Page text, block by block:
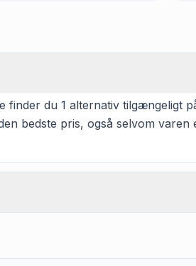
finder du 1 alternativ tilgængeligt
bedste pris, også selvom